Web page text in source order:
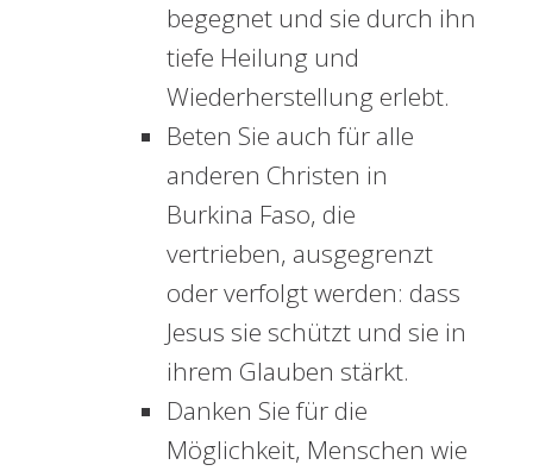
begegnet und sie durch ihn
tiefe Heilung und
Wiederherstellung erlebt.
Beten Sie auch für alle
anderen Christen in
Burkina Faso, die
vertrieben, ausgegrenzt
oder verfolgt werden: dass
Jesus sie schützt und sie in
ihrem Glauben stärkt.
Danken Sie für die
Möglichkeit, Menschen wie